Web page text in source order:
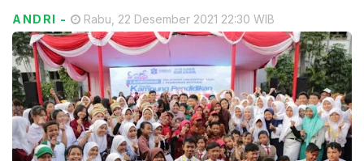
ANDRI - Rabu, 22 Desember 2021 22:30 WIB